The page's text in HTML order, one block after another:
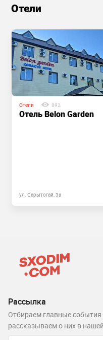
Отели
Отели 892
Отель Belon Garden
ул. Сарытогай, 3а
Рассылка
Отбираем главные события
рассказываем о них в